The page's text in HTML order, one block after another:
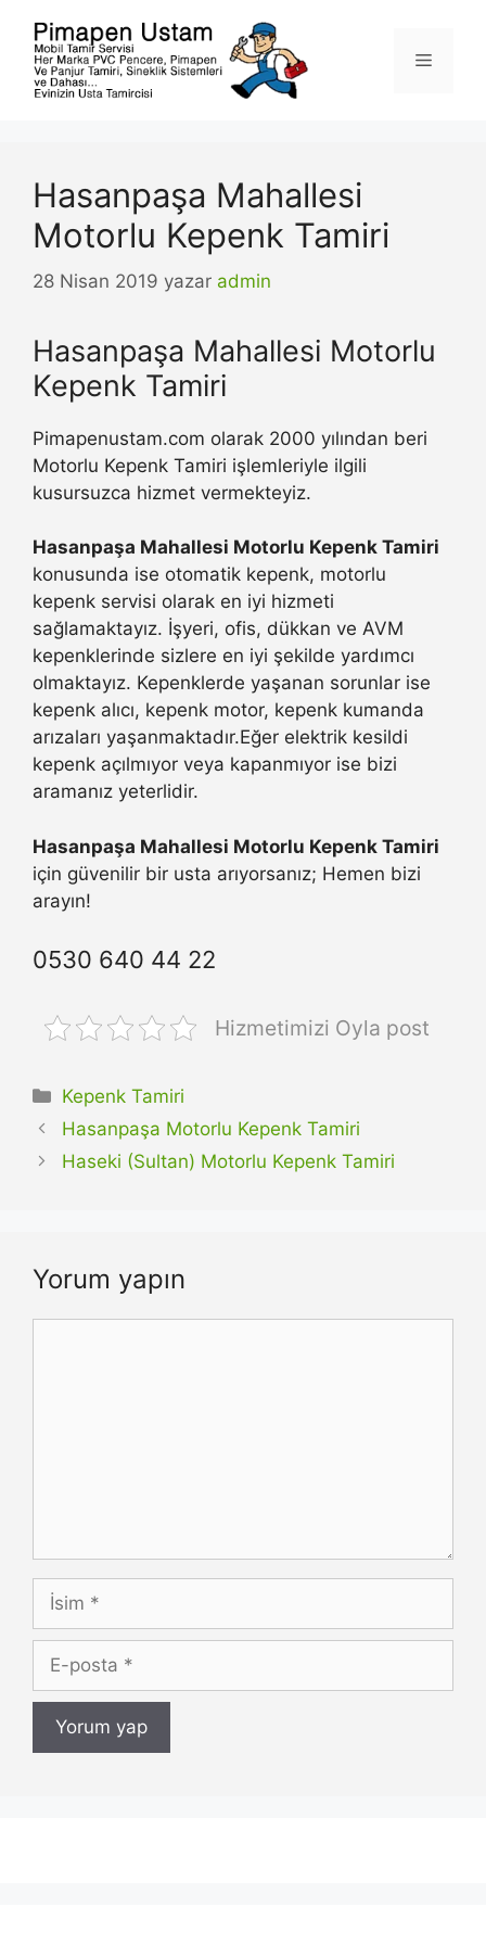
Menü
Hasanpaşa Mahallesi
Motorlu Kepenk Tamiri
28 Nisan 2019 yazar admin
Hasanpaşa Mahallesi Motorlu
Kepenk Tamiri
Pimapenustam.com olarak 2000 yılından beri
Motorlu Kepenk Tamiri işlemleriyle ilgili
kusursuzca hizmet vermekteyiz.
Hasanpaşa Mahallesi Motorlu Kepenk Tamiri
konusunda ise otomatik kepenk, motorlu
kepenk servisi olarak en iyi hizmeti
sağlamaktayız. İşyeri, ofis, dükkan ve AVM
kepenklerinde sizlere en iyi şekilde yardımcı
olmaktayız. Kepenklerde yaşanan sorunlar ise
kepenk alıcı, kepenk motor, kepenk kumanda
arızaları yaşanmaktadır.Eğer elektrik kesildi
kepenk açılmıyor veya kapanmıyor ise bizi
aramanız yeterlidir.
Hasanpaşa Mahallesi Motorlu Kepenk Tamiri
için güvenilir bir usta arıyorsanız; Hemen bizi
arayın!
0530 640 44 22
Hizmetimizi Oyla post
Kategoriler
Kepenk Tamiri
Hasanpaşa Motorlu Kepenk Tamiri
Haseki (Sultan) Motorlu Kepenk Tamiri
Yorum yapın
İsim
posta